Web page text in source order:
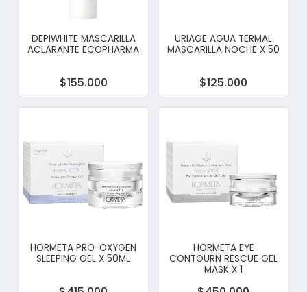
DEPIWHITE MASCARILLA
ACLARANTE ECOPHARMA
$155.000
URIAGE AGUA TERMAL
MASCARILLA NOCHE X 50
$125.000
HORMETA PRO-OXYGEN
SLEEPING GEL X 50ML
HORMETA EYE
CONTOURN RESCUE GEL
MASK X 1